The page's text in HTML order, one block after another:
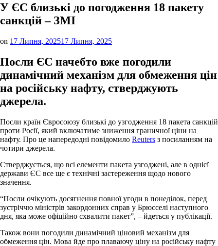
У ЄС близькі до погодження 18 пакету
санкцій – ЗМІ
on 17 Липня, 202517 Липня, 2025
Посли ЄС начебто вже погодили
динамічний механізм для обмеження цін
на російську нафту, стверджують
джерела.
Посли країн Євросоюзу близькі до узгодження 18 пакета санкцій
проти Росії, який включатиме зниження граничної ціни на
нафту. Про це напередодні повідомило Reuters з посиланням на
чотири джерела.
Стверджується, що всі елементи пакета узгоджені, але в однієї
держави ЄС все ще є технічні застереження щодо нового
значення.
“Посли очікують досягнення повної угоди в понеділок, перед
зустріччю міністрів закордонних справ у Брюсселі наступного
дня, яка може офіційно схвалити пакет”, – йдеться у публікації.
Також вони погодили динамічний ціновий механізм для
обмеження цін. Мова йде про плаваючу ціну на російську нафту